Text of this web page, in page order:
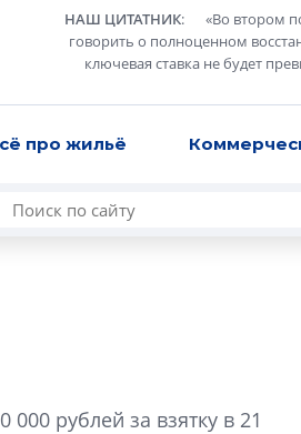
НАШ ЦИТАТНИК: «Во втором
говорить о полноценном
ключевая ставка не будет
про жильё
рублей за взятку в 21
рынка?